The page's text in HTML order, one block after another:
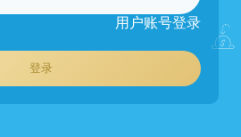
用户账号登录
登录